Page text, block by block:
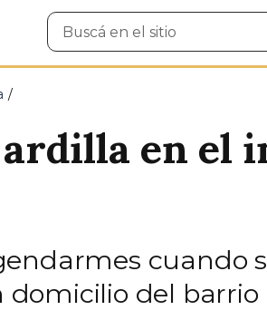
Buscar
en
en el
cuando
del barrio